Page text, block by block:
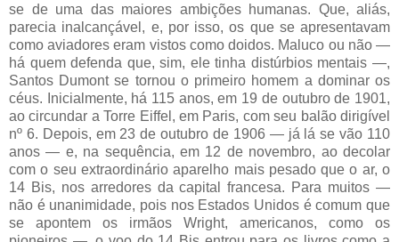
se de uma das maiores ambições humanas. Que, aliás,
parecia inalcançável, e, por isso, os que se apresentavam
como aviadores eram vistos como doidos. Maluco ou não —
há quem defenda que, sim, ele tinha distúrbios mentais —,
Santos Dumont se tornou o primeiro homem a dominar os
céus. Inicialmente, há 115 anos, em 19 de outubro de 1901,
ao circundar a Torre Eiffel, em Paris, com seu balão dirigível
nº 6. Depois, em 23 de outubro de 1906 — já lá se vão 110
anos — e, na sequência, em 12 de novembro, ao decolar
com o seu extraordinário aparelho mais pesado que o ar, o
14 Bis, nos arredores da capital francesa. Para muitos —
não é unanimidade, pois nos Estados Unidos é comum que
se apontem os irmãos Wright, americanos, como os